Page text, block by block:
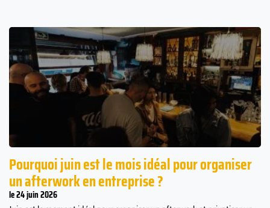
Pourquoi juin est le mois idéal pour organiser
un afterwork en entreprise ?
le 24 juin 2026